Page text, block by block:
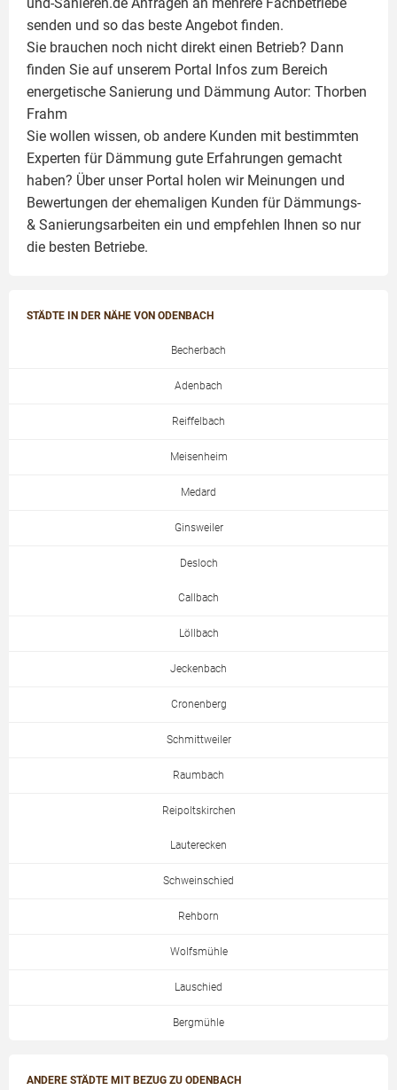
senden und so das beste Angebot finden.
Sie brauchen noch nicht direkt einen Betrieb? Dann
finden Sie auf unserem Portal Infos zum Bereich
energetische Sanierung und Dämmung Autor: Thorben
Frahm
Sie wollen wissen, ob andere Kunden mit bestimmten
Experten für Dämmung gute Erfahrungen gemacht
haben? Über unser Portal holen wir Meinungen und
Bewertungen der ehemaligen Kunden für Dämmungs-
& Sanierungsarbeiten ein und empfehlen Ihnen so nur
die besten Betriebe.
STÄDTE IN DER NÄHE VON ODENBACH
Becherbach
Adenbach
Reiffelbach
Meisenheim
Medard
Ginsweiler
Desloch
Callbach
Löllbach
Jeckenbach
Cronenberg
Schmittweiler
Raumbach
Reipoltskirchen
Lauterecken
Schweinschied
Rehborn
Wolfsmühle
Lauschied
Bergmühle
ANDERE STÄDTE MIT BEZUG ZU ODENBACH